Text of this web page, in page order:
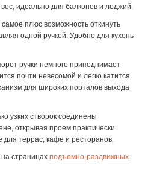
идеально для балконов и лоджий.
плюс возможность откинуть
одной ручкой. Удобно для кухонь
ручки немного приподнимает
почти невесомой и легко катится
для широких порталов выхода
узких створок соединены
открывая проем практически
террас, кафе и ресторанов.
страницах подъемно-раздвижных